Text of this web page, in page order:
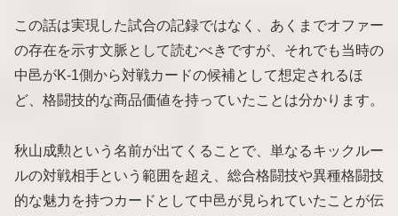
この話は実現した試合の記録ではなく、あくまでオファー
の存在を示す文脈として読むべきですが、それでも当時の
中邑がK-1側から対戦カードの候補として想定されるほ
ど、格闘技的な商品価値を持っていたことは分かります。
秋山成勲という名前が出てくることで、単なるキックルー
ルの対戦相手という範囲を超え、総合格闘技や異種格闘技
的な魅力を持つカードとして中邑が見られていたことが伝